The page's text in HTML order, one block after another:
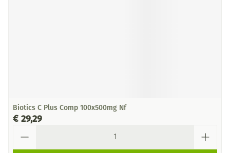
Biotics C Plus Comp 100x500mg Nf
€ 29,29